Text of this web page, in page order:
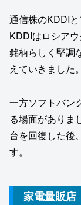
通信株のKDDIと
KDDIはロシア
銘柄らしく堅調
えていきました。
一方ソフトバン
る場面がありま
台を回復した後
す。
家電量販店